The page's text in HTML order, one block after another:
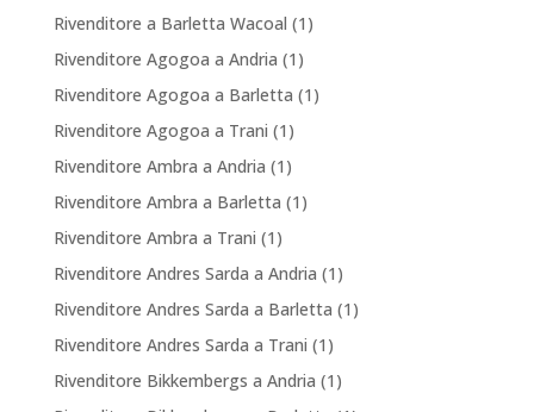
Rivenditore a Barletta Wacoal (1)
Rivenditore Agogoa a Andria (1)
Rivenditore Agogoa a Barletta (1)
Rivenditore Agogoa a Trani (1)
Rivenditore Ambra a Andria (1)
Rivenditore Ambra a Barletta (1)
Rivenditore Ambra a Trani (1)
Rivenditore Andres Sarda a Andria (1)
Rivenditore Andres Sarda a Barletta (1)
Rivenditore Andres Sarda a Trani (1)
Rivenditore Bikkembergs a Andria (1)